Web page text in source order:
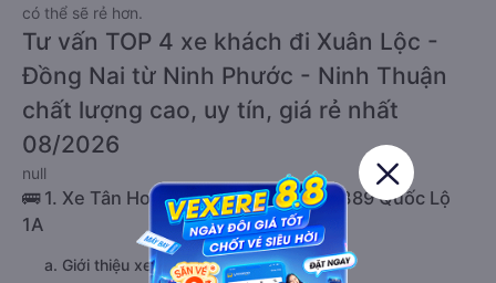
có thể sẽ rẻ hơn.
Tư vấn TOP 4 xe khách đi Xuân Lộc -
Đồng Nai từ Ninh Phước - Ninh Thuận
chất lượng cao, uy tín, giá rẻ nhất
08/2026
null
🚌 1. Xe Tân Hoàng Anh khởi hành tại 389 Quốc Lộ
1A
a. Giới thiệu xe Tân Hoàng Anh